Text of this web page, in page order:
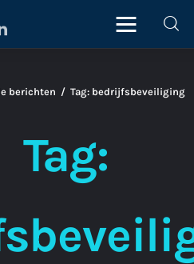
Tag:
berichten Tag: bedrijfsbeveiliging